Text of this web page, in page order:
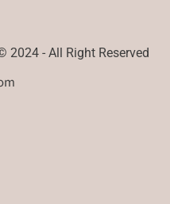
- All Right Reserved